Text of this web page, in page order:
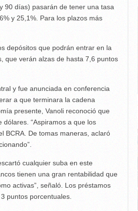
90 días) pasarán de tener una tasa
y 25,1%. Para los plazos más
depósitos que podrán entrar en la
que verán alzas de hasta 7,6 puntos
y fue anunciada en conferencia
a que terminara la cadena
presente, Vanoli reconoció que
“Aspiramos a que los
BCRA. De tomas maneras, aclaró
cualquier suba en este
tienen una gran rentabilidad que
activas”, señaló. Los préstamos
puntos porcentuales.